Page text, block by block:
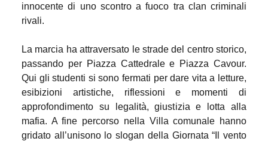
innocente di uno scontro a fuoco tra clan criminali
rivali.
La marcia ha attraversato le strade del centro storico,
passando per Piazza Cattedrale e Piazza Cavour.
Qui gli studenti si sono fermati per dare vita a letture,
esibizioni artistiche, riflessioni e momenti di
approfondimento su legalità, giustizia e lotta alla
mafia. A fine percorso nella Villa comunale hanno
gridato all’unisono lo slogan della Giornata“Il vento